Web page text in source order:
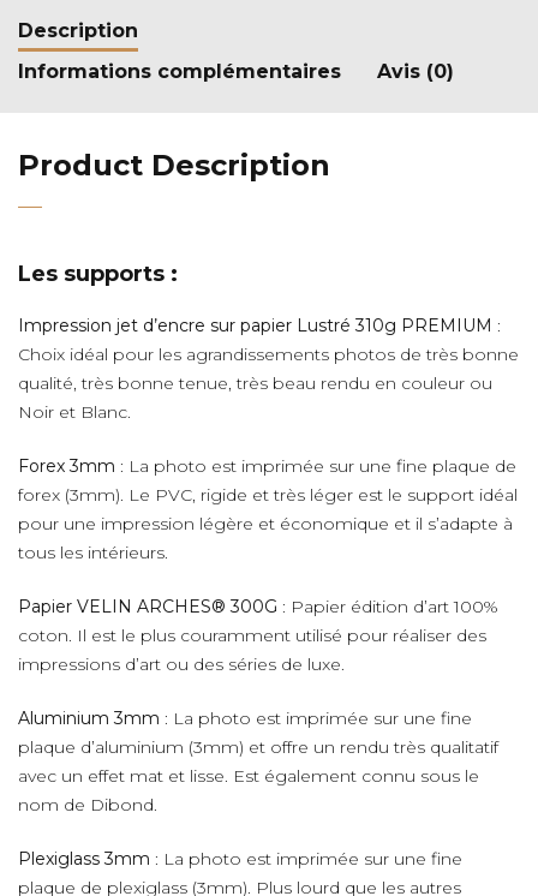
Description
Informations complémentaires
Avis (0)
Product Description
Les supports :
Impression jet d’encre sur papier Lustré 310g PREMIUM :
Choix idéal pour les agrandissements photos de très bonne
qualité, très bonne tenue, très beau rendu en couleur ou
Noir et Blanc.
Forex 3mm : La photo est imprimée sur une fine plaque de
forex (3mm). Le PVC, rigide et très léger est le support idéal
pour une impression légère et économique et il s’adapte à
tous les intérieurs.
Papier VELIN ARCHES® 300G : Papier édition d’art 100%
coton. Il est le plus couramment utilisé pour réaliser des
impressions d’art ou des séries de luxe.
Aluminium 3mm : La photo est imprimée sur une fine
plaque d’aluminium (3mm) et offre un rendu très qualitatif
avec un effet mat et lisse. Est également connu sous le
nom de Dibond.
Plexiglass 3mm : La photo est imprimée sur une fine
plaque de plexiglass (3mm). Plus lourd que les autres